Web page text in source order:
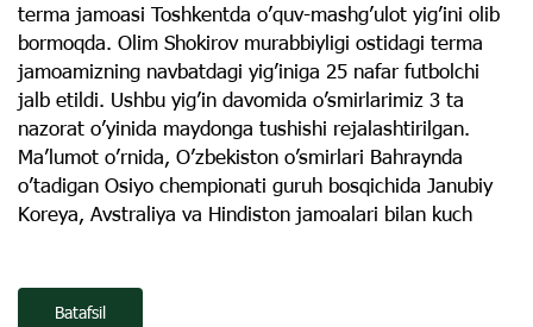
terma jamoasi Toshkentda o’quv-mashg’ulot yig’ini olib
bormoqda. Olim Shokirov murabbiyligi ostidagi terma
jamoamizning navbatdagi yig’iniga 25 nafar futbolchi
jalb etildi. Ushbu yig’in davomida o’smirlarimiz 3 ta
nazorat o’yinida maydonga tushishi rejalashtirilgan.
Ma’lumot o’rnida, O’zbekiston o’smirlari Bahraynda
o’tadigan Osiyo chempionati guruh bosqichida Janubiy
Koreya, Avstraliya va Hindiston jamoalari bilan kuch
Batafsil